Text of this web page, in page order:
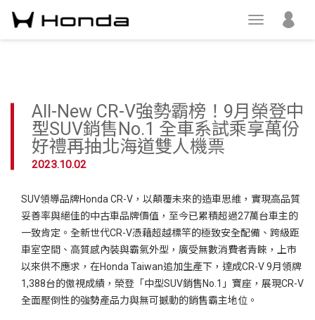
All-New CR-V強勢霸榜！9月榮登中
型SUV銷售No.1 全車系試乘享萬份
好禮再抽北海道雙人機票
2023.10.02
SUV領導品牌Honda CR-V，以顛覆未來的造車思維，實現高品質
妥善率與絕佳的中古車品牌價值，至今已累積超過27萬台車主的
一致肯定。全新世代CR-V憑藉超越標竿的極致安全配備、跨級距
車室空間、高質感內裝與霸氣外型，廣受無數消費者青睞，上市
以來供不應求，在Honda Taiwan追加生產下，達成CR-V 9月領牌
1,388台的傲視成績，榮登「中型SUV銷售No.1」寶座，展現CR-V
全面壓倒性的強勢產品力與無可撼動的銷售霸主地位。